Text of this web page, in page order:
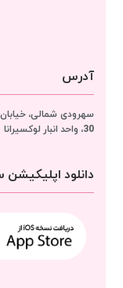
آدرس
سهرودی شمالی،
30، واحد انبار
لوکسیرانا
دانلود اپلیکیشن